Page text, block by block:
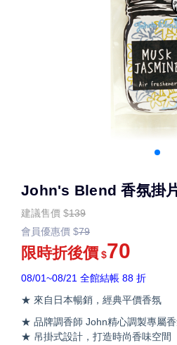
John's Blend 香氛掛
建議售價 $139
會員優惠價 $79
限時折後價 $70
08/01~08/21 全館結帳 88 折
★ 來自日本暢銷，經典平價香氛
★ 品牌調香師 John精心調製專屬
★ 吊掛式設計，打造時尚香味空間